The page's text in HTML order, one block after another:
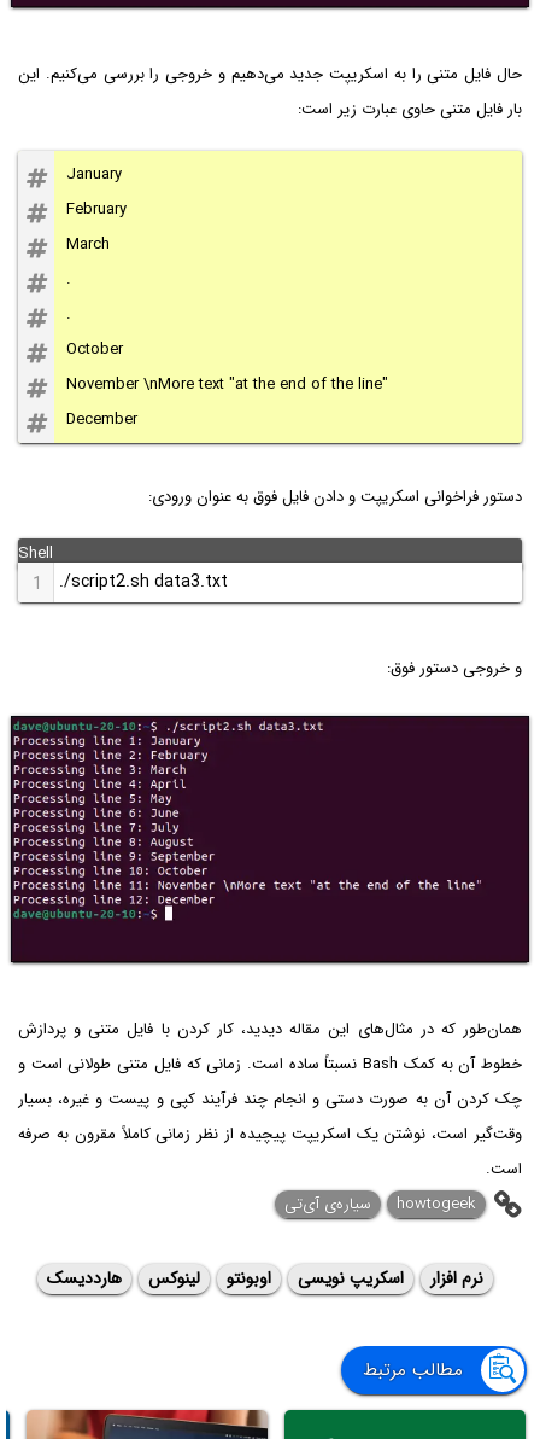
حال فایل متنی را به اسکریپت جدید می‌دهیم و خروجی را بررسی می‌کنیم. این
بار فایل متنی حاوی عبارت زیر است:
January
February
March
.
.
October
November \nMore text "at the end of the line"
December
دستور فراخوانی اسکریپت و دادن فایل فوق به عنوان ورودی:
1 ./script2.sh data3.txt
و خروجی دستور فوق:
همان‌طور که در مثال‌های این مقاله دیدید، کار کردن با فایل متنی و پردازش
خطوط آن به کمک Bash نسبتاً ساده است. زمانی که فایل متنی طولانی است و
چک کردن آن به صورت دستی و انجام چند فرآیند کپی و پیست و غیره، بسیار
وقت‌گیر است، نوشتن یک اسکریپت پیچیده از نظر زمانی کاملاً مقرون به صرفه
است.
howtogeek
سیاره‌ی آی‌تی
نرم افزار اسکریپ نویسی اوبونتو لینوکس هارددیسک
مطالب مرتبط